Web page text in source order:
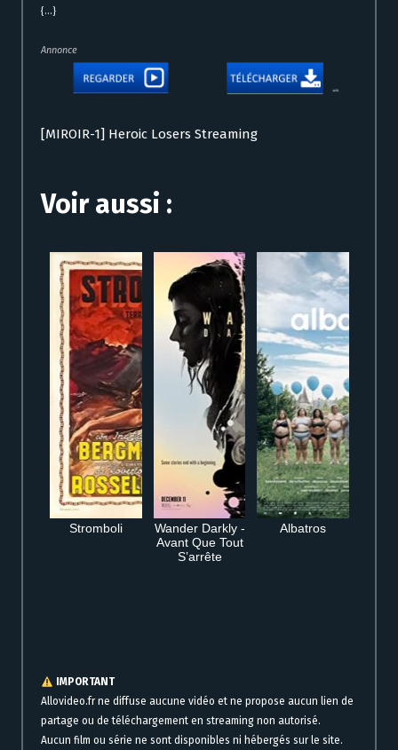
{...}
Annonce
[MIROIR-1] Heroic Losers Streaming
Voir aussi :
Stromboli
Wander Darkly -
Avant Que Tout
S’arrête
Albatros
IMPORTANT
Allovideo.fr ne diffuse aucune vidéo et ne propose aucun lien de
partage ou de téléchargement en streaming non autorisé.
Aucun film ou série ne sont disponibles ni hébergés sur le site.